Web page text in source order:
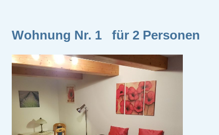
Wohnung Nr. 1 für 2 Personen